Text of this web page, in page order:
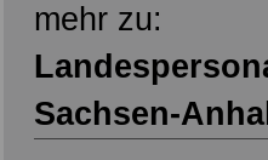
mehr zu:
Sachsen-